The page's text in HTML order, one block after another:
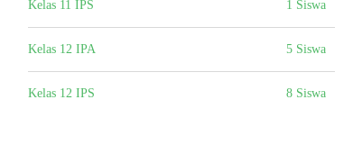
Kelas 11 IPS 1 Siswa
Kelas 12 IPA 5 Siswa
Kelas 12 IPS 8 Siswa